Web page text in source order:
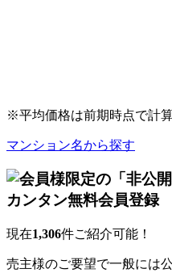
※平均価格は前期時点で計算
マンション名から探す
現在1,306件ご紹介可能！
売主様のご要望で一般には